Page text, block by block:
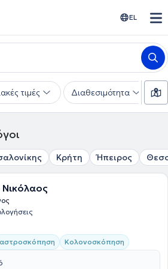
EL
τιμές Διαθεσιμότητα
Κρήτη Ήπειρος
Κολονοσκόπηση